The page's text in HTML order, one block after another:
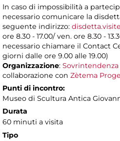
In caso di impossibilità a
necessario comunicare la
seguente indirizzo:
ore 8.30 - 17.00/ ven. ore 8.30 -
necessario chiamare il Contact
giorni dalle ore 9.00 alle 19.00)
Organizzazione:
collaborazione con Zètema
Punti di incontro:
Museo di Scultura Antica
Durata
60 minuti a visita
Tipo